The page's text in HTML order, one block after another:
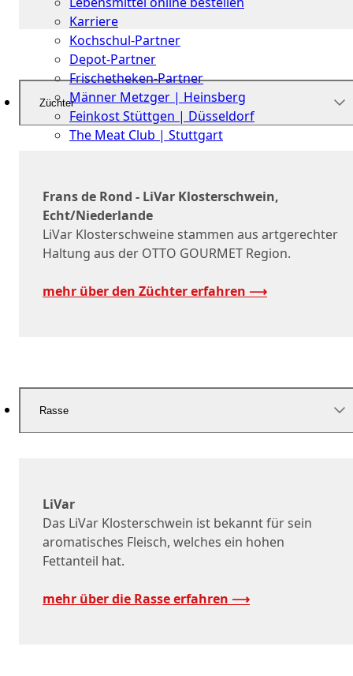
Karriere
Kochschul-Partner
Depot-Partner
Frischetheken-Partner
Männer Metzger | Heinsberg
Feinkost Stüttgen | Düsseldorf
The Meat Club | Stuttgart
Züchter
Frans de Rond - LiVar Klosterschwein,
Echt/Niederlande
LiVar Klosterschweine stammen aus artgerechter
Haltung aus der OTTO GOURMET Region.
mehr über den Züchter erfahren ⟶
Rasse
LiVar
Das LiVar Klosterschwein ist bekannt für sein
aromatisches Fleisch, welches ein hohen
Fettanteil hat.
mehr über die Rasse erfahren ⟶